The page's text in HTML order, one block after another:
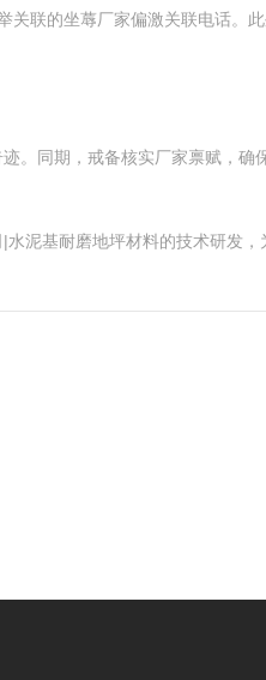
关联的坐蓐厂家偏激关联电话。此
。同期，戒备核实厂家禀赋，确
泥基耐磨地坪材料的技术研发